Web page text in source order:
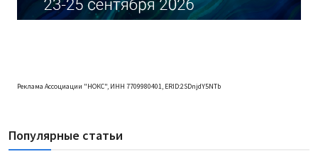
Реклама Ассоциации "НОКС", ИНН 7709980401, ERID:2SDnjdY5NTb
Популярные статьи